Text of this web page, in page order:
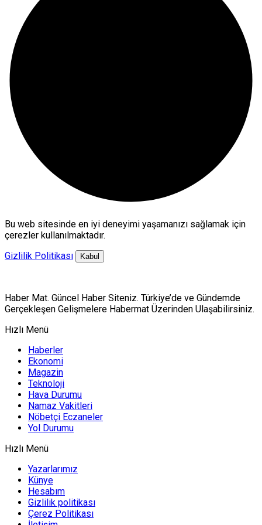
Bu web sitesinde en iyi deneyimi yaşamanızı sağlamak için
çerezler kullanılmaktadır.
Gizlilik Politikası
Kabul
Haber Mat. Güncel Haber Siteniz. Türkiye’de ve Gündemde
Gerçekleşen Gelişmelere Habermat Üzerinden Ulaşabilirsiniz.
Hızlı Menü
Haberler
Ekonomi
Magazin
Teknoloji
Hava Durumu
Namaz Vakitleri
Nöbetçi Eczaneler
Yol Durumu
Hızlı Menü
Yazarlarımız
Künye
Hesabım
Gizlilik politikası
Çerez Politikası